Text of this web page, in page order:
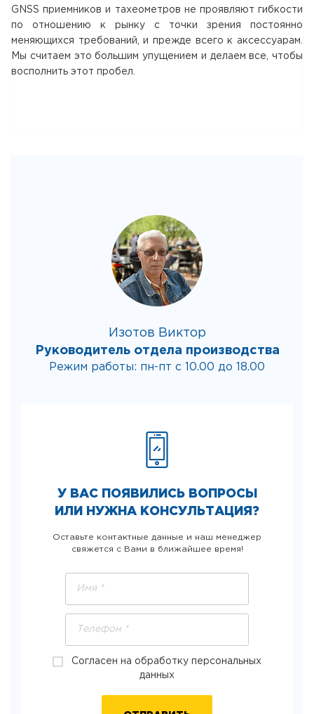
GNSS приемников и тахеометров не проявляют гибкости
по отношению к рынку с точки зрения постоянно
меняющихся требований, и прежде всего к аксессуарам.
Мы считаем это большим упущением и делаем все, чтобы
восполнить этот пробел.
Изотов Виктор
Руководитель отдела производства
Режим работы: пн-пт с 10.00 до 18.00
У ВАС ПОЯВИЛИСЬ ВОПРОСЫ
ИЛИ НУЖНА КОНСУЛЬТАЦИЯ?
Оставьте контактные данные и наш менеджер
свяжется с Вами в ближайшее время!
Согласен на обработку персональных
данных